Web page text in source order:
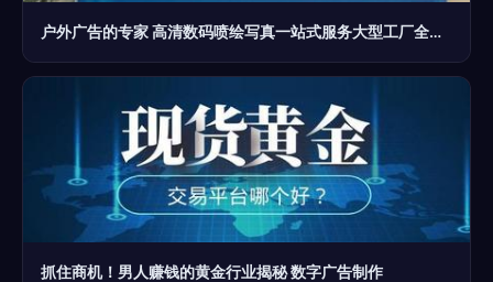
户外广告的专家 高清数码喷绘写真一站式服务大型工厂全解析
抓住商机！男人赚钱的黄金行业揭秘 数字广告制作